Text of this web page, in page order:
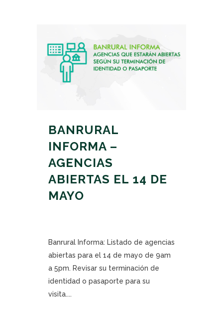
BANRURAL
INFORMA –
AGENCIAS
ABIERTAS EL 14 DE
MAYO
Banrural Informa: Listado de agencias
abiertas para el 14 de mayo de 9am
a 5pm. Revisar su terminación de
identidad o pasaporte para su
visita....